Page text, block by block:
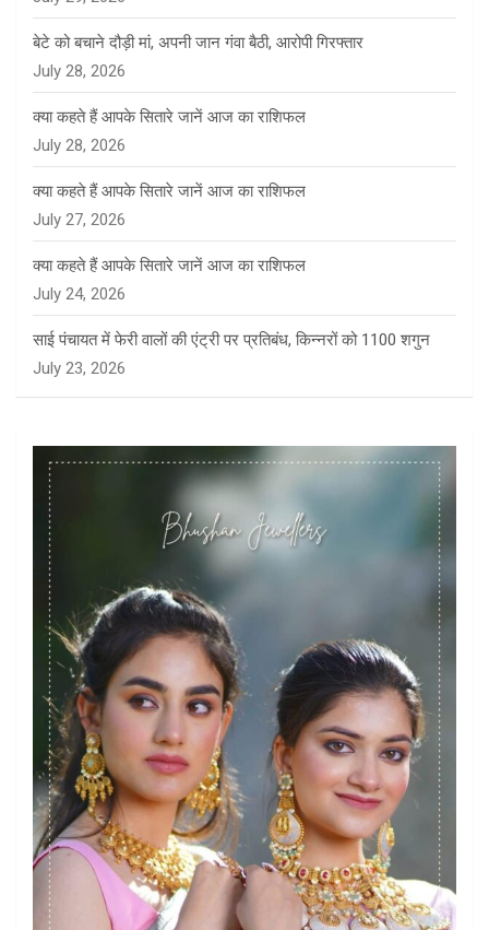
बेटे को बचाने दौड़ी मां, अपनी जान गंवा बैठी, आरोपी गिरफ्तार
July 28, 2026
क्या कहते हैं आपके सितारे जानें आज का राशिफल
July 28, 2026
क्या कहते हैं आपके सितारे जानें आज का राशिफल
July 27, 2026
क्या कहते हैं आपके सितारे जानें आज का राशिफल
July 24, 2026
साई पंचायत में फेरी वालों की एंट्री पर प्रतिबंध, किन्नरों को 1100 शगुन
July 23, 2026